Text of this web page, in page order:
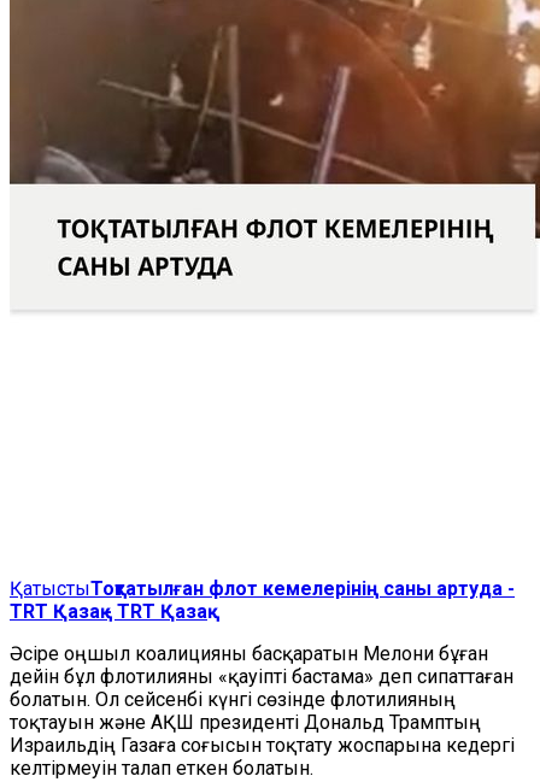
ҚатыстыТоқтатылған флот кемелерінің саны артуда -
TRT Қазақ - TRT Қазақ
Әсіре оңшыл коалицияны басқаратын Мелони бұған
дейін бұл флотилияны «қауіпті бастама» деп сипаттаған
болатын. Ол сейсенбі күнгі сөзінде флотилияның
тоқтауын және АҚШ президенті Дональд Трамптың
Израильдің Газаға соғысын тоқтату жоспарына кедергі
келтірмеуін талап еткен болатын.